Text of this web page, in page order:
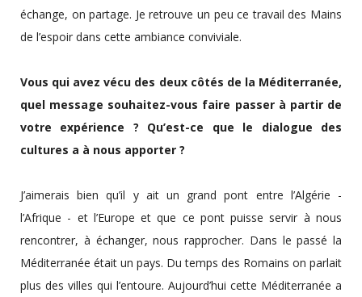
échange, on partage. Je retrouve un peu ce travail des Mains
de l’espoir dans cette ambiance conviviale.
Vous qui avez vécu des deux côtés de la Méditerranée,
quel message souhaitez-vous faire passer à partir de
votre expérience ? Qu’est-ce que le dialogue des
cultures a à nous apporter ?
J’aimerais bien qu’il y ait un grand pont entre l’Algérie -
l’Afrique - et l’Europe et que ce pont puisse servir à nous
rencontrer, à échanger, nous rapprocher. Dans le passé la
Méditerranée était un pays. Du temps des Romains on parlait
plus des villes qui l’entoure. Aujourd’hui cette Méditerranée a